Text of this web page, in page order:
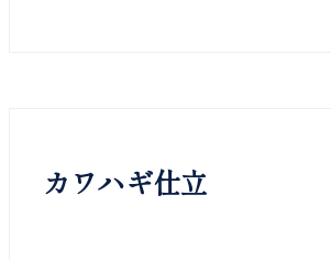
カワハギ仕立